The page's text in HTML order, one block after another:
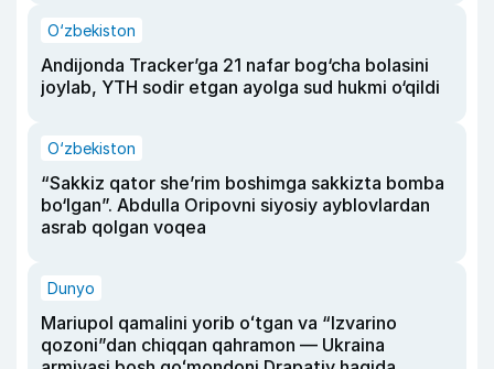
O‘zbekiston
Andijonda Tracker’ga 21 nafar bog‘cha bolasini
joylab, YTH sodir etgan ayolga sud hukmi o‘qildi
O‘zbekiston
“Sakkiz qator she’rim boshimga sakkizta bomba
bo‘lgan”. Abdulla Oripovni siyosiy ayblovlardan
asrab qolgan voqea
Dunyo
Mariupol qamalini yorib oʻtgan va “Izvarino
qozoni”dan chiqqan qahramon — Ukraina